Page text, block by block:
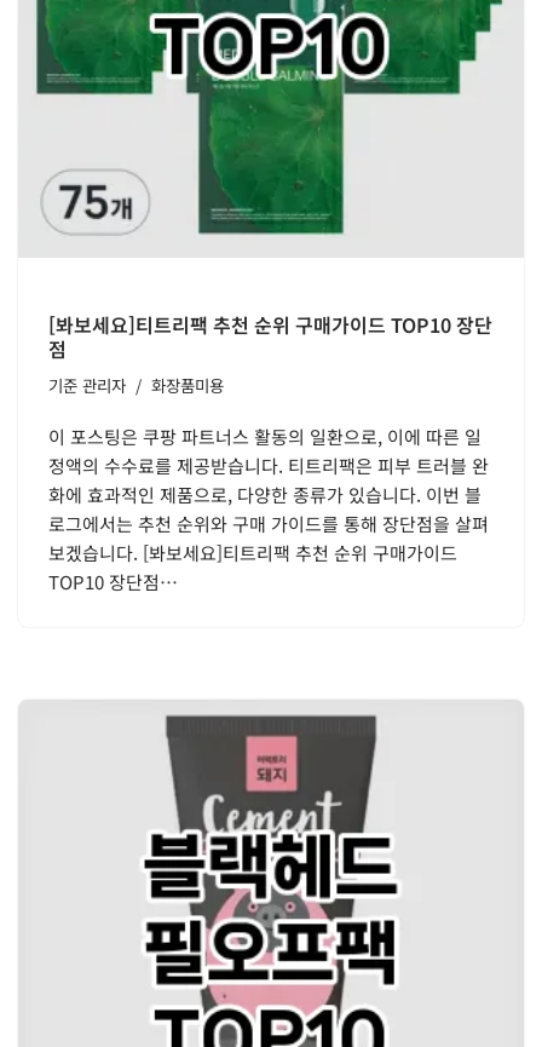
[봐보세요]티트리팩 추천 순위 구매가이드 TOP10 장단
점
기준 관리자 화장품미용
이 포스팅은 쿠팡 파트너스 활동의 일환으로, 이에 따른 일
정액의 수수료를 제공받습니다. 티트리팩은 피부 트러블 완
화에 효과적인 제품으로, 다양한 종류가 있습니다. 이번 블
로그에서는 추천 순위와 구매 가이드를 통해 장단점을 살펴
보겠습니다. [봐보세요]티트리팩 추천 순위 구매가이드
TOP10 장단점…